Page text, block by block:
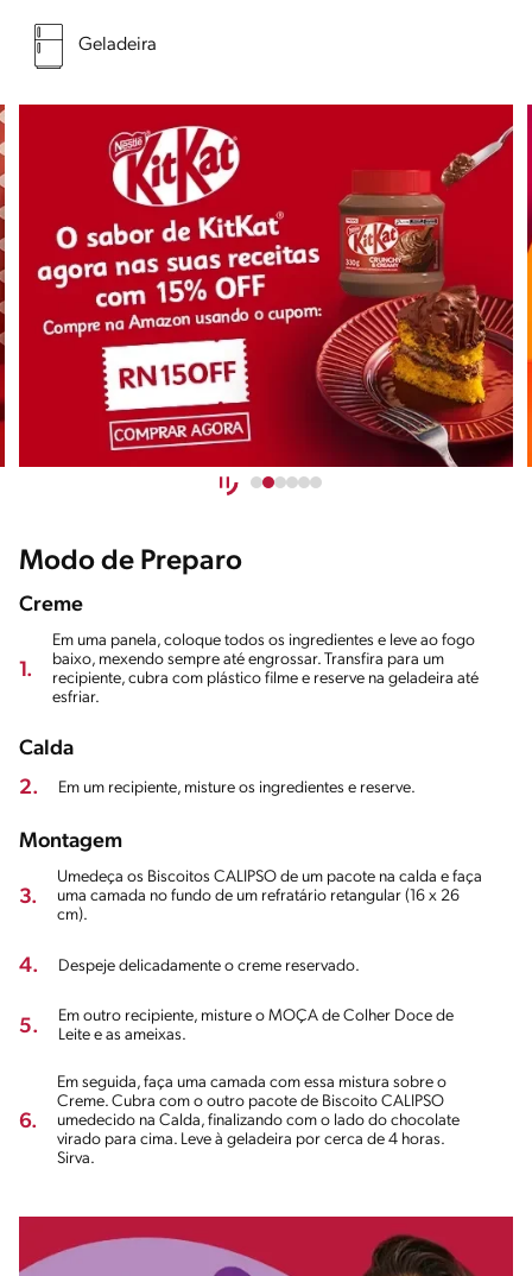
Geladeira
Modo de Preparo
Creme
1.
Em uma panela, coloque todos os ingredientes e leve ao fogo
baixo, mexendo sempre até engrossar. Transfira para um
recipiente, cubra com plástico filme e reserve na geladeira até
esfriar.
Calda
2.
Em um recipiente, misture os ingredientes e reserve.
Montagem
3.
Umedeça os Biscoitos CALIPSO de um pacote na calda e faça
uma camada no fundo de um refratário retangular (16 x 26
cm).
4. Despeje delicadamente o creme reservado.
5.
Em outro recipiente, misture o MOÇA de Colher Doce de
Leite e as ameixas.
6.
Em seguida, faça uma camada com essa mistura sobre o
Creme. Cubra com o outro pacote de Biscoito CALIPSO
umedecido na Calda, finalizando com o lado do chocolate
virado para cima. Leve à geladeira por cerca de 4 horas.
Sirva.